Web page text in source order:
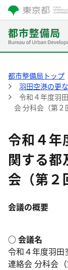
都市整備局トップ
羽田空港の更
令和４年度羽
会 分科会（第２
令和４年
関する都
会（第２
会議の概要
○会議名
令和４年度羽
連絡会 分科会（